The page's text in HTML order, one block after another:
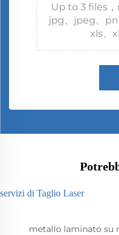
Up to 3 files
jpg、jpeg、
xls、
servizi di Taglio Laser
metallo laminato su